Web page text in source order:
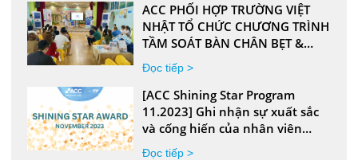
ACC PHỐI HỢP TRƯỜNG VIỆT
NHẬT TỔ CHỨC CHƯƠNG TRÌNH
TẦM SOÁT BÀN CHÂN BẸT &
CONG VẸO CỘT SỐNG HỌC
ĐƯỜNG
Đọc tiếp >
[ACC Shining Star Program
11.2023] Ghi nhận sự xuất sắc
và cống hiến của nhân viên
phòng khám ACC
Đọc tiếp >